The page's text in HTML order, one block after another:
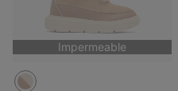
Impermeable